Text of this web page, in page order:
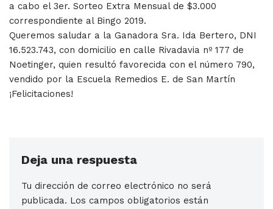
a cabo el 3er. Sorteo Extra Mensual de $3.000
correspondiente al Bingo 2019.
Queremos saludar a la Ganadora Sra. Ida Bertero, DNI
16.523.743, con domicilio en calle Rivadavia nº 177 de
Noetinger, quien resultó favorecida con el número 790,
vendido por la Escuela Remedios E. de San Martín
¡Felicitaciones!
Deja una respuesta
Tu dirección de correo electrónico no será
publicada. Los campos obligatorios están